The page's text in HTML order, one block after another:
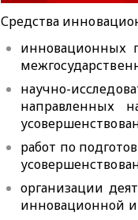
Средства
инновационных
научно-
направленных
работ по
организации
инновационной